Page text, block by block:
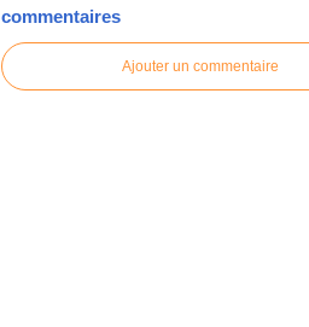
commentaires
Ajouter un commentaire